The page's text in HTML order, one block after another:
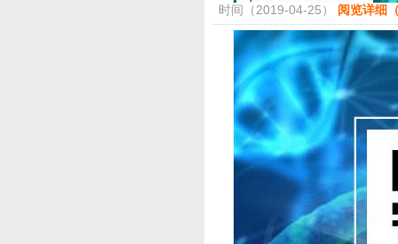
时间（2019-04-25） 阅览详细